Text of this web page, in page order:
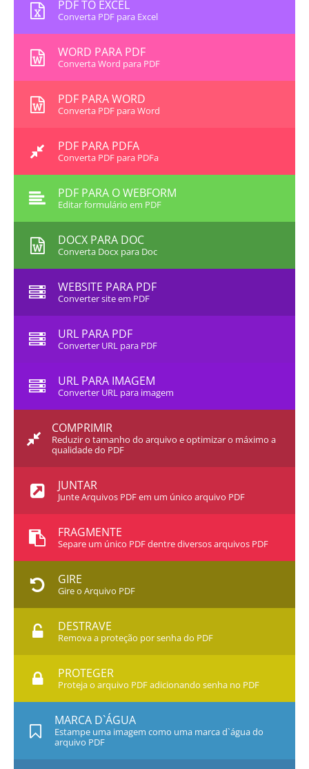
PDF TO EXCEL
Converta PDF para Excel
WORD PARA PDF
Converta Word para PDF
PDF PARA WORD
Converta PDF para Word
PDF PARA PDFA
Converta PDF para PDFa
PDF PARA O WEBFORM
Editar formulário em PDF
DOCX PARA DOC
Converta Docx para Doc
WEBSITE PARA PDF
Converter site em PDF
URL PARA PDF
Converter URL para PDF
URL PARA IMAGEM
Converter URL para imagem
COMPRIMIR
Reduzir o tamanho do arquivo e optimizar o máximo a
qualidade do PDF
JUNTAR
Junte Arquivos PDF em um único arquivo PDF
FRAGMENTE
Separe um único PDF dentre diversos arquivos PDF
GIRE
Gire o Arquivo PDF
DESTRAVE
Remova a proteção por senha do PDF
PROTEGER
Proteja o arquivo PDF adicionando senha no PDF
MARCA D`ÁGUA
Estampe uma imagem como uma marca d`água do
arquivo PDF